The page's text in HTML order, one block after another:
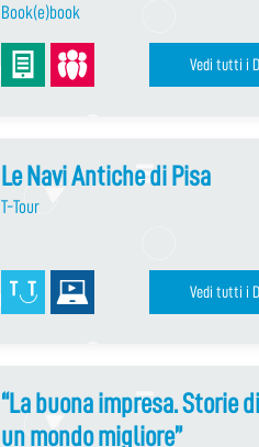
Book(e)book
Vedi tutti i
Le Navi Antiche di Pisa
T-Tour
Vedi tutti i
“La buona impresa. Storie
un mondo migliore”